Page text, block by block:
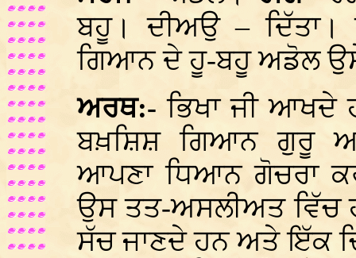
ਬਹੂ। ਦੀਅਉ –
ਗਿਆਨ ਦੇ ਹੂ-ਬਹੂ ਅਡੋਲ
ਅਰਥ:-ਭਿਖਾ ਜੀ ਆਖਦੇ
ਬਖ਼ਸ਼ਿਸ਼ ਗਿਆਨ ਗੁਰੂ
ਆਪਣਾ ਧਿਆਨ ਗੋਚਰਾ
ਉਸ ਤਤ-ਅਸਲੀਅਤ ਵਿੱਚ
ਸੱਚ ਜਾਣਦੇ ਹਨ ਅਤੇ ਇੱਕ